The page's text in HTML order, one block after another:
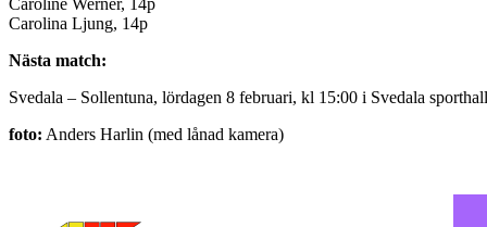
Carolina Ljung, 14p
Nästa match:
Svedala – Sollentuna, lördagen 8 februari, kl 15:00 i Svedala sporthall
foto: Anders Harlin (med lånad kamera)